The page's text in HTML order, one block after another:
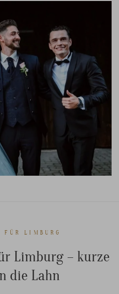
FÜR LIMBURG
Limburg – kurze
die Lahn